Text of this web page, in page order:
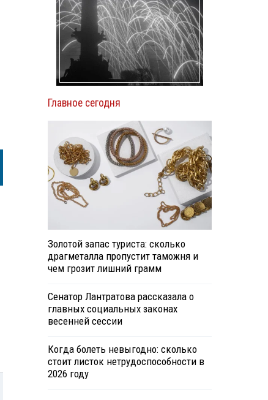
Главное сегодня
Золотой запас туриста: сколько
драгметалла пропустит таможня и
чем грозит лишний грамм
Сенатор Лантратова рассказала о
главных социальных законах
весенней сессии
Когда болеть невыгодно: сколько
стоит листок нетрудоспособности в
2026 году